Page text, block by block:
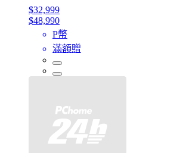
$32,999
$48,990
P幣
滿額贈